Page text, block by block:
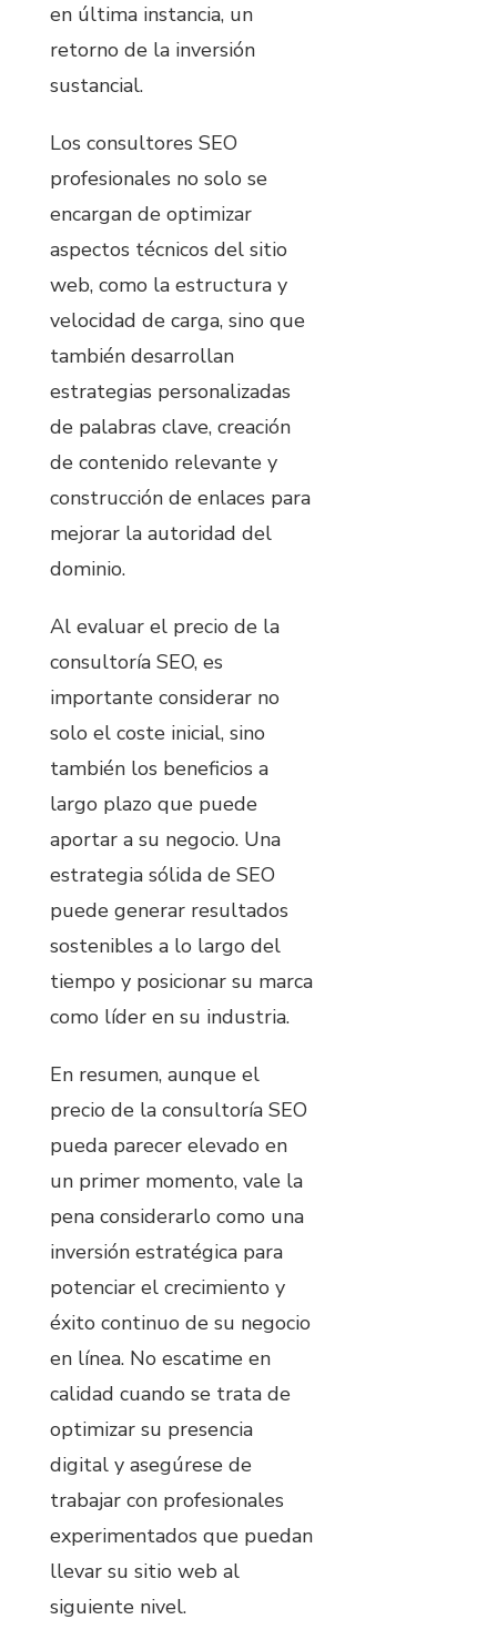
en última instancia, un
retorno de la inversión
sustancial.
Los consultores SEO
profesionales no solo se
encargan de optimizar
aspectos técnicos del sitio
web, como la estructura y
velocidad de carga, sino que
también desarrollan
estrategias personalizadas
de palabras clave, creación
de contenido relevante y
construcción de enlaces para
mejorar la autoridad del
dominio.
Al evaluar el precio de la
consultoría SEO, es
importante considerar no
solo el coste inicial, sino
también los beneficios a
largo plazo que puede
aportar a su negocio. Una
estrategia sólida de SEO
puede generar resultados
sostenibles a lo largo del
tiempo y posicionar su marca
como líder en su industria.
En resumen, aunque el
precio de la consultoría SEO
pueda parecer elevado en
un primer momento, vale la
pena considerarlo como una
inversión estratégica para
potenciar el crecimiento y
éxito continuo de su negocio
en línea. No escatime en
calidad cuando se trata de
optimizar su presencia
digital y asegúrese de
trabajar con profesionales
experimentados que puedan
llevar su sitio web al
siguiente nivel.